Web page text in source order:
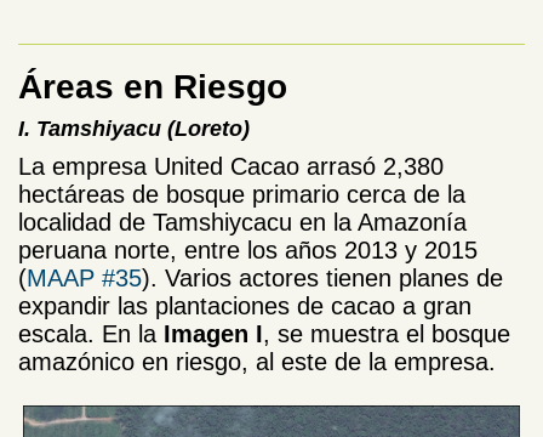
Áreas en Riesgo
I. Tamshiyacu (Loreto)
La empresa United Cacao arrasó 2,380
hectáreas de bosque primario cerca de la
localidad de Tamshiycacu en la Amazonía
peruana norte, entre los años 2013 y 2015
(MAAP #35). Varios actores tienen planes de
expandir las plantaciones de cacao a gran
escala. En la Imagen I, se muestra el bosque
amazónico en riesgo, al este de la empresa.